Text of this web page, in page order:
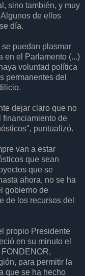
sino también, y muy
de ellos
día.
puedan plasmar
en el Parlamento (...)
voluntad política
permanentes del
dejar claro que no
financiamiento de
puntualizó.
van a estar
que sean
que se
ahora, no se ha
gobierno de
de los recursos del
propio Presidente
en su minuto el
para permitir la
que se ha hecho